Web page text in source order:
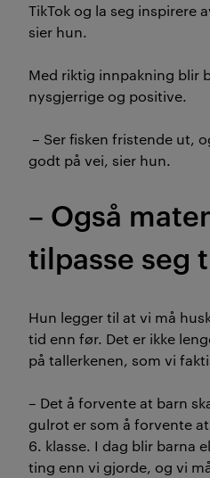
TikTok og la seg inspirere
sier hun.
Med riktig innpakning blir
nysgjerrige og positive.
– Ser fisken fristende ut,
godt på vei, sier hun.
– Også
tilpasse seg
Hun legger til at vi må
tid enn før. Det er ikke
på tallerkenen, som vi
– Det å forvente at barn
gulrot er som å forvente
6. klasse. I dag blir barna
ting enn vi gjorde, og vi